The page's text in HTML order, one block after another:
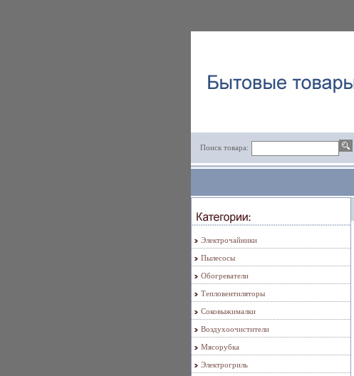
Поиск товара:
Электрочайники
Пылесосы
Обогреватели
Тепловентиляторы
Соковыжималки
Воздухоочистители
Мясорубка
Электрогриль